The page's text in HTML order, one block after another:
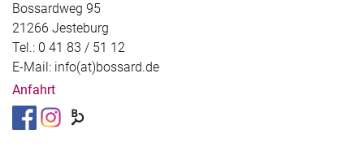
Bossardweg 95
21266 Jesteburg
Tel.: 0 41 83 / 51 12
E-Mail: info(at)bossard.de
Anfahrt